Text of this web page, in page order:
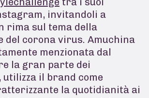
invitandoli a
rima sul tema della
del corona virus. Amuchina
menzionata dal
la gran parte dei
il brand come
la quotidianità ai